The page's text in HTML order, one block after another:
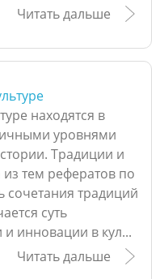
Читать дальше
находятся в
уровнями
Традиции и
тем рефератов по
сочетания традиций
суть
инновации в кул...
Читать дальше